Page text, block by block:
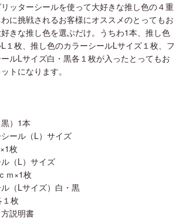
ッターシールを使って大好きな推し色の４重
に挑戦されるお客様にオススメのとってもお
きな推し色を選ぶだけ。うちわ1本、推し色
１枚、推し色のカラーシールLサイズ１枚、フ
ルLサイズ白・黒各１枚が入ったとってもお
トになります。
）1本
ール（L）サイズ
枚
（L）サイズ
ｍ×1枚
（Lサイズ）白・黒
枚
説明書